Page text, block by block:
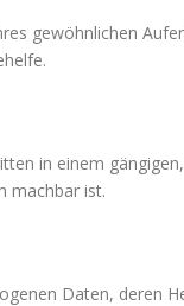
gewöhnlichen
in einem
machbar ist.
Daten, deren